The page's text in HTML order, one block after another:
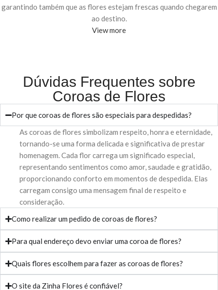
garantindo também que as flores estejam frescas quando chegarem
ao destino.
View more
Dúvidas Frequentes sobre
Coroas de Flores
Por que coroas de flores são especiais para despedidas?
As coroas de flores simbolizam respeito, honra e eternidade,
tornando-se uma forma delicada e significativa de prestar
homenagem. Cada flor carrega um significado especial,
representando sentimentos como amor, saudade e gratidão,
proporcionando conforto em momentos de despedida. Elas
carregam consigo uma mensagem final de respeito e
consideração.
Como realizar um pedido de coroas de flores?
Para qual endereço devo enviar uma coroa de flores?
Quais flores escolhem para fazer as coroas de flores?
O site da Zinha Flores é confiável?